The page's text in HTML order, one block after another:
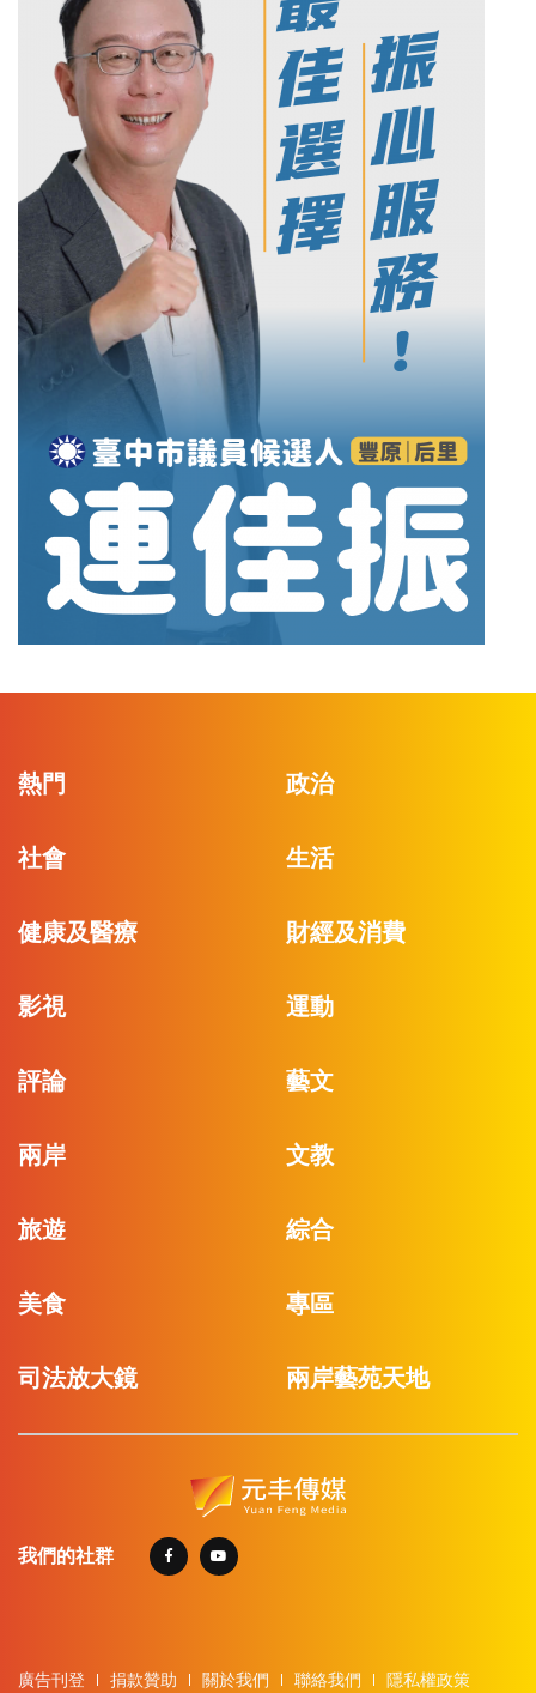
熱門 政治
社會 生活
健康及醫療 財經及消費
影視 運動
評論 藝文
兩岸 文教
旅遊 綜合
美食 專區
司法放大鏡 兩岸藝苑天地
我們的社群
廣告刊登 捐款贊助 關於我們 聯絡我們 隱私權政策